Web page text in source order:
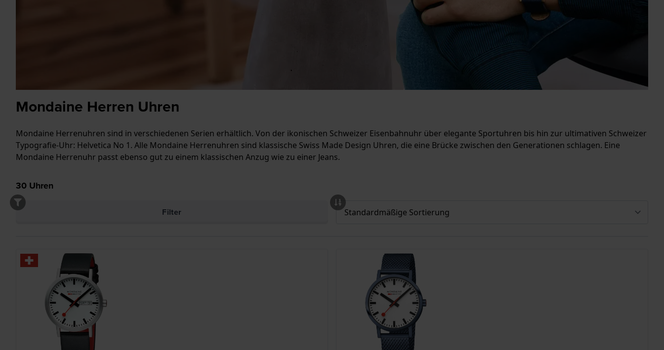
Mondaine Herren Uhren
Mondaine Herrenuhren sind in verschiedenen Serien erhältlich. Von der ikonischen Schweizer Eisenbahnuhr über elegante Sportuhren bis hin zur ultimativen Schweizer
Typografie-Uhr: Helvetica No 1. Alle Mondaine Herrenuhren sind klassische Swiss Made Design Uhren, die eine Brücke zwischen den Generationen schlagen. Eine
Mondaine Herrenuhr passt ebenso gut zu einem klassischen Anzug wie zu einer Jeans.
30 Uhren
Filter